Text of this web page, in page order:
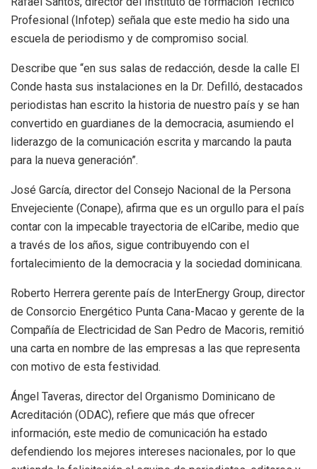
Profesional (Infotep) señala que este medio ha sido una
escuela de periodismo y de compromiso social.
Describe que “en sus salas de redacción, desde la calle El
Conde hasta sus instalaciones en la Dr. Defilló, destacados
periodistas han escrito la historia de nuestro país y se han
convertido en guardianes de la democracia, asumiendo el
liderazgo de la comunicación escrita y marcando la pauta
para la nueva generación”.
José García, director del Consejo Nacional de la Persona
Envejeciente (Conape), afirma que es un orgullo para el país
contar con la impecable trayectoria de elCaribe, medio que
a través de los años, sigue contribuyendo con el
fortalecimiento de la democracia y la sociedad dominicana.
Roberto Herrera gerente país de InterEnergy Group, director
de Consorcio Energético Punta Cana-Macao y gerente de la
Compañía de Electricidad de San Pedro de Macoris, remitió
una carta en nombre de las empresas a las que representa
con motivo de esta festividad.
Ángel Taveras, director del Organismo Dominicano de
Acreditación (ODAC), refiere que más que ofrecer
información, este medio de comunicación ha estado
defendiendo los mejores intereses nacionales, por lo que